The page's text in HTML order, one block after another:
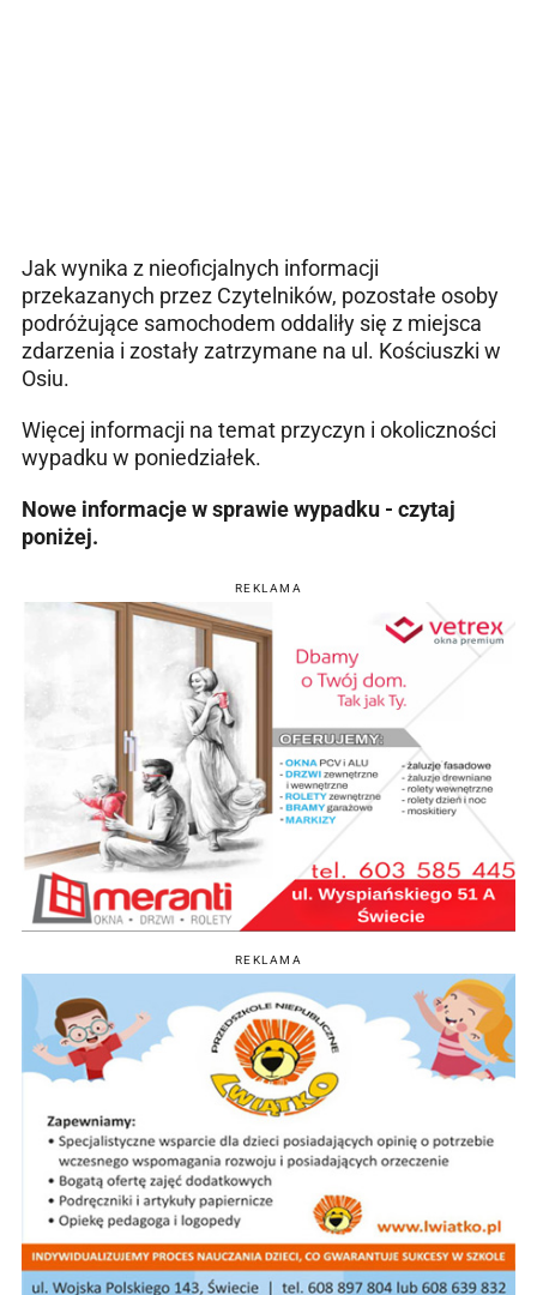
Jak wynika z nieoficjalnych informacji
przekazanych przez Czytelników, pozostałe osoby
podróżujące samochodem oddaliły się z miejsca
zdarzenia i zostały zatrzymane na ul. Kościuszki w
Osiu.
Więcej informacji na temat przyczyn i okoliczności
wypadku w poniedziałek.
Nowe informacje w sprawie wypadku - czytaj
poniżej.
REKLAMA
REKLAMA